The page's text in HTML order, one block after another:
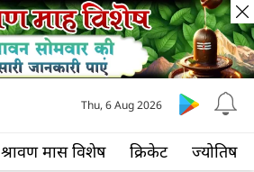
श्रावण मास विशेष क्रिकेट ज्योतिष
Thu, 6 Aug 2026